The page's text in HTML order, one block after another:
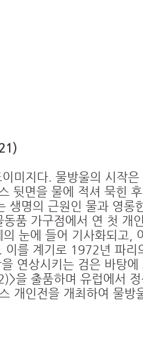
미지다. 물방울의 시작
뒷면을 물에 적셔 묵힌
명의 근원인 물과 영롱
품 가구점에서 연 첫 개
눈에 들어 기사화되고,
를 계기로 1972년 파리
연상시키는 검은 바탕
을 출품하며 유럽에서
개인전을 개최하여 물방